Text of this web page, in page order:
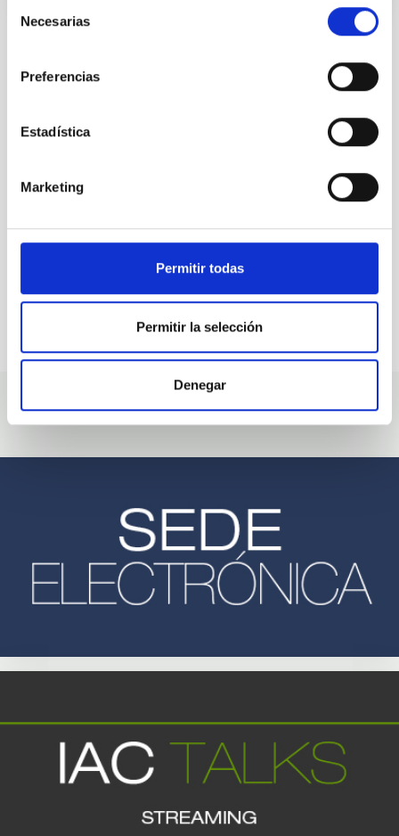
Necesarias
Preferencias
Estadística
Marketing
Permitir todas
Permitir la selección
Denegar
Desde el IAC siempre
estamos buscando gente